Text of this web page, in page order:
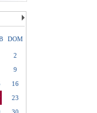
DOM
2
9
16
23